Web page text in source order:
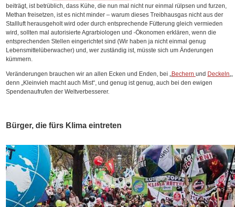
beiträgt, ist betrüblich, dass Kühe, die nun mal nicht nur einmal rülpsen und furzen,
Methan freisetzen, ist es nicht minder – warum dieses Treibhausgas nicht aus der
Stallluft herausgeholt wird oder durch entsprechende Fütterung gleich vermieden
wird, sollten mal autorisierte Agrarbiologen und -Ökonomen erklären, wenn die
entsprechenden Stellen eingerichtet sind (Wir haben ja nicht einmal genug
Lebensmittelüberwacher) und, wer zuständig ist, müsste sich um Änderungen
kümmern.
Veränderungen brauchen wir an allen Ecken und Enden, bei „Bechern und Deckeln„,
denn „Kleinvieh macht auch Mist“, und genug ist genug, auch bei den ewigen
Spendenaufrufen der Weltverbesserer.
Bürger, die fürs Klima eintreten